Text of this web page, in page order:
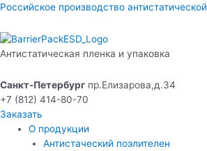
Перейти
содержимому
Российское производство
Антистатическая пленка и упаковка
Санкт-Петербург пр.Елизарова,д.34
+7 (812) 414-80-70
Заказать
Меню
О продукции
Антистаческий поэлителен